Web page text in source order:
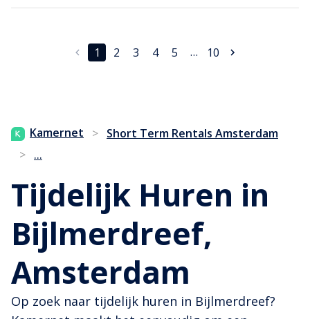
1 2 3 4 5 … 10
Kamernet > Short Term Rentals Amsterdam
> ...
Tijdelijk Huren in
Bijlmerdreef,
Amsterdam
Op zoek naar tijdelijk huren in Bijlmerdreef?